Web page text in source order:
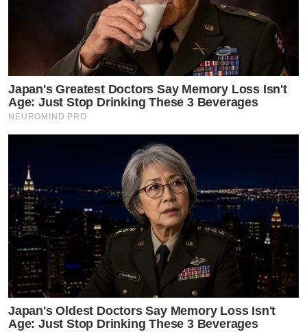
Japan's Greatest Doctors Say Memory Loss Isn't
Age: Just Stop Drinking These 3 Beverages
NEUROMIND PRO
Japan's Oldest Doctors Say Memory Loss Isn't
Age: Just Stop Drinking These 3 Beverages